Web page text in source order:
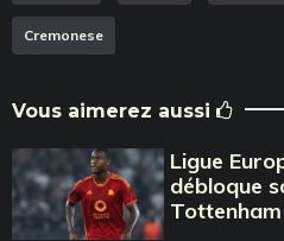
Cremonese
Vous aimerez aussi
Ligue
débloque
Tottenham